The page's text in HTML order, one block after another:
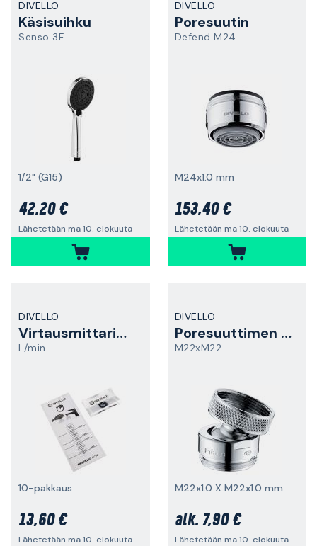
DIVELLO
Käsisuihku
Senso 3F
1/2" (G15)
42,20 €
Lähetetään ma 10. elokuuta
DIVELLO
Poresuutin
Defend M24
M24x1.0 mm
153,40 €
Lähetetään ma 10. elokuuta
DIVELLO
Virtausmittaripussi
L/min
10-pakkaus
13,60 €
Lähetetään ma 10. elokuuta
DIVELLO
Poresuuttimen nivel
M22xM22
M22x1.0 X M22x1.0 mm
alk. 7,90 €
Lähetetään ma 10. elokuuta